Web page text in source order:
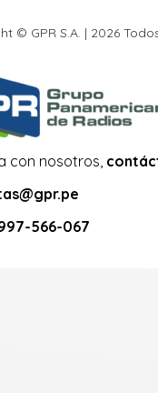
© GPR S.A. | 2026
con nosotros,
566-067